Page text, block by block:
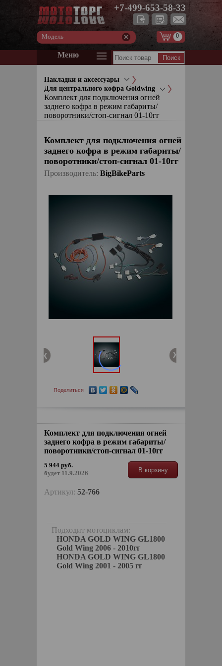
+7-499-653-58-33
Модель 0
Меню
Накладки и аксессуары
Для центрального кофра Goldwing
Комплект для подключения огней
заднего кофра в режим габариты/
поворотники/стоп-сигнал 01-10гг
Комплект для подключения огней
заднего кофра в режим габариты/
поворотники/стоп-сигнал 01-10гг
Производитель: BigBikeParts
Поделиться
Комплект для подключения огней
заднего кофра в режим габариты/
поворотники/стоп-сигнал 01-10гг
5 944 руб.
будет 11.9.2026
В корзину
Артикул: 52-766
Подходит мотоциклам:
HONDA GOLD WING GL1800
Gold Wing 2006 - 2010гг
HONDA GOLD WING GL1800
Gold Wing 2001 - 2005 гг